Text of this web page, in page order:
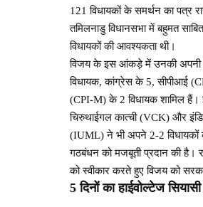
121 विधायकों के समर्थन का पत्र
तमिलनाडु विधानसभा में बहुमत
विधायकों की आवश्यकता थी।
विजय के इस आंकड़े में उनकी अपनी
विधायक, कांग्रेस के 5, सीपीआई
(CPI-M) के 2 विधायक शामिल हैं।
चिरुथाईगल कात्ची (VCK) और
(IUML) ने भी अपने 2-2 विधायकों
गठबंधन को मजबूती प्रदान की है।
को स्वीकार करते हुए विजय को
5 दिनों का हाईवोल्टेज सियासी